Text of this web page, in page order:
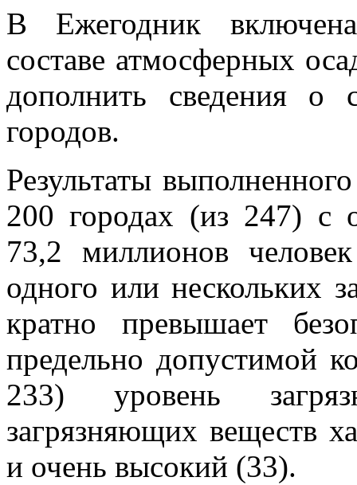
В Ежегодник
составе атмосферных
дополнить сведения о
городов.
Результаты
200 городах (из 247) с
73,2 миллионов
одного или нескольких
кратно превышает
предельно допустимой
233) уровень
загрязняющих веществ
и очень высокий (33).